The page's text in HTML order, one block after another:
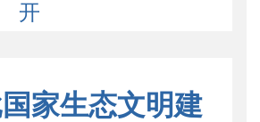
家生态文明建